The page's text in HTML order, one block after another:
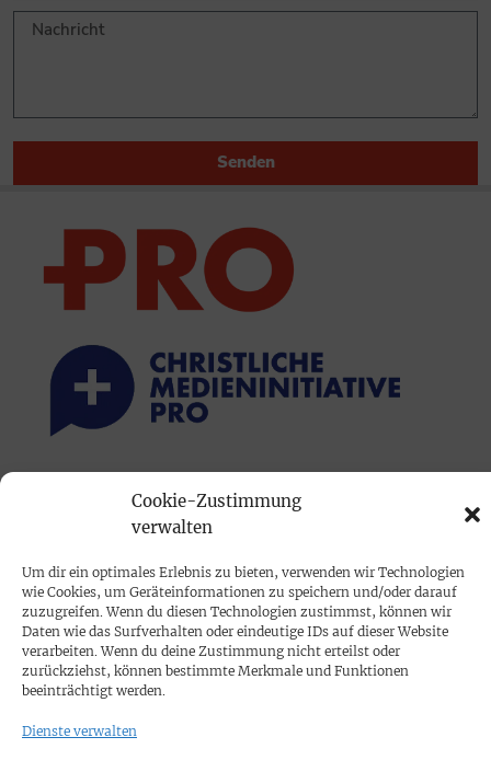
Cookie-Zustimmung
verwalten
Um dir ein optimales Erlebnis zu bieten, verwenden wir Technologien
wie Cookies, um Geräteinformationen zu speichern und/oder darauf
zuzugreifen. Wenn du diesen Technologien zustimmst, können wir
Daten wie das Surfverhalten oder eindeutige IDs auf dieser Website
verarbeiten. Wenn du deine Zustimmung nicht erteilst oder
zurückziehst, können bestimmte Merkmale und Funktionen
beeinträchtigt werden.
Dienste verwalten
Senden
PRINTAUSGABE
Mediadaten
PROKOMPAKT
Impressum
SPENDEN
Datenschutz